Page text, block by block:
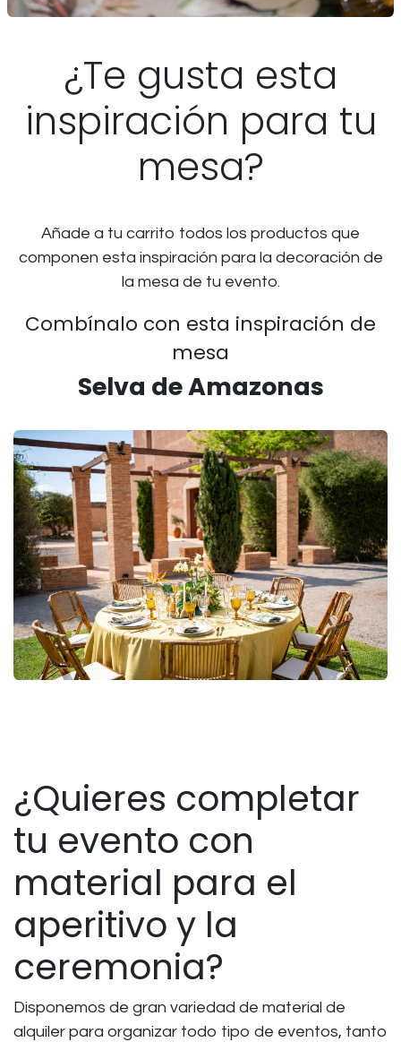
¿Te gusta esta
inspiración para tu
mesa?
Añade a tu carrito todos los productos que
componen esta inspiración para la decoración de
la mesa de tu evento.
Combínalo con esta inspiración de
mesa
Selva de Amazonas
¿Quieres completar
tu evento con
material para el
aperitivo y la
ceremonia?
Disponemos de gran variedad de material de
alquiler para organizar todo tipo de eventos, tanto